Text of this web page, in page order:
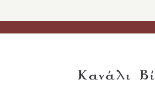
Κανάλι